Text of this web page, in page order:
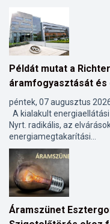
Példát mutat a
áramfogyasztását és
péntek, 07 augusztus
A kialakult
Nyrt. radikális, az
energiamegtakarítási...
Áramszünet